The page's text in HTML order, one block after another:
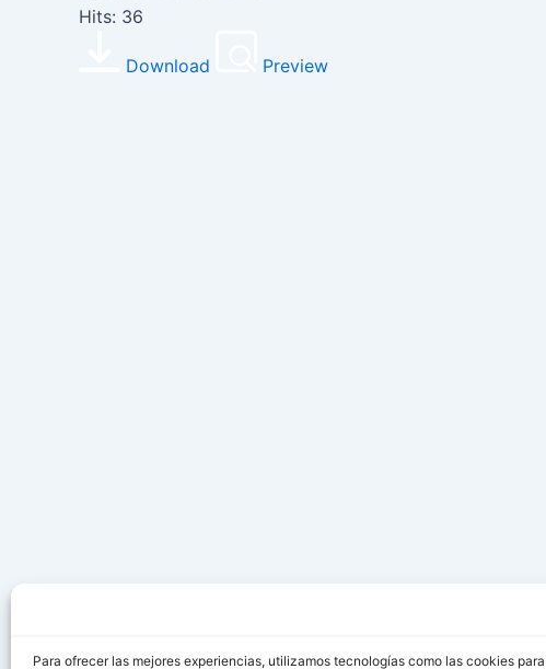
Para ofrecer las mejores experiencias, utilizamos tecnologías como las cookies
Hits: 36
Download Preview